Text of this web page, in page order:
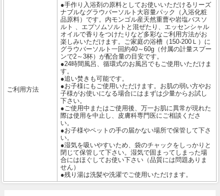
ご利用方法
●手作り入浴剤の原料としてお使いいただけるリーズ
ナブルなグラウバーソルト大容量パック（入浴化粧
品原料）です。内モンゴル産天然重曹や岩塩バスソ
ルト 、エプソムソルトと混ぜたり、エッセンシャル
オイルで香りをつけたりなど多彩なご利用方法がお
楽しみいただけます。ご家庭の浴槽（150-200Ｌ）に
グラウバーソルト一回約40～60g（付属の計量スプー
ンで2～3杯）が配合量の目安です。
●24時間風呂、循環式のお風呂でもご使用いただけま
す。
●追い焚きも可能です。
●お子様にもご使用いただけます。お肌の弱い方やお
子様がお使いになる場合にはまずは少量からお試し
下さい。
●ご使用中またはご使用後、万一お肌に異常が現れた
際は使用を中止し、皮膚科専門医にご相談くださ
い。
●お子様やペットの手の届かない場所で保管して下さ
い。
●湿気を吸いやすいため、袋のチャックをしっかりと
閉じて保管して下さい。湿気で固まってしまった場
合にはほぐしてお使い下さい（品質には問題ありま
せん）
●残り湯は洗髪や洗濯でご使用いただけます。